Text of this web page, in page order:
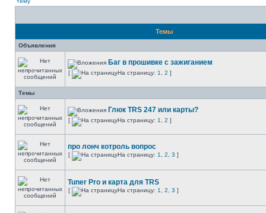
Темы
Объявления
Баг в прошивке с зажиганием
[ На страницу: 1 2 ]
Темы
Глюк TRS 247 или карты?
[ На страницу: 1 2 ]
про лонч котроль вопрос
[ На страницу: 1 2 3 ]
Tuner Pro и карта для TRS
[ На страницу: 1 2 3 ]